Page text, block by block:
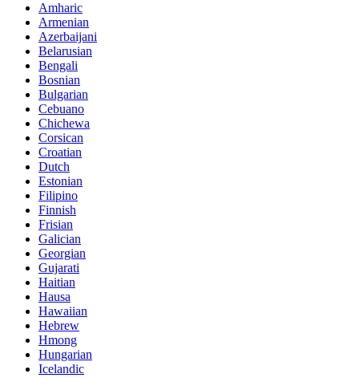
Amharic
Armenian
Azerbaijani
Belarusian
Bengali
Bosnian
Bulgarian
Cebuano
Chichewa
Corsican
Croatian
Dutch
Estonian
Filipino
Finnish
Frisian
Galician
Georgian
Gujarati
Haitian
Hausa
Hawaiian
Hebrew
Hmong
Hungarian
Icelandic